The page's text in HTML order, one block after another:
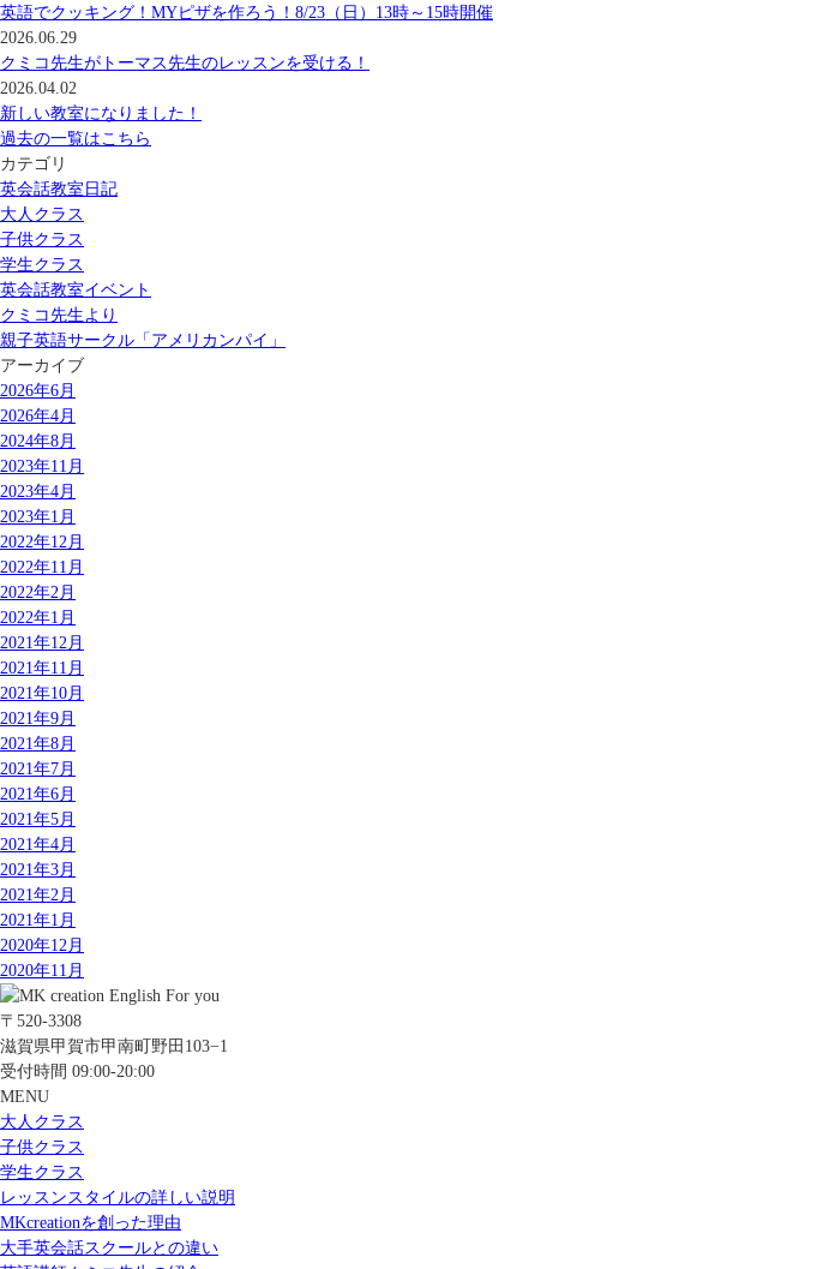
英語でクッキング！MYピザを作ろう！8/23（日）13時～15時開催
2026.06.29
クミコ先生がトーマス先生のレッスンを受ける！
2026.04.02
新しい教室になりました！
過去の一覧はこちら
カテゴリ
英会話教室日記
大人クラス
子供クラス
学生クラス
英会話教室イベント
クミコ先生より
親子英語サークル「アメリカンパイ」
アーカイブ
2026年6月
2026年4月
2024年8月
2023年11月
2023年4月
2023年1月
2022年12月
2022年11月
2022年2月
2022年1月
2021年12月
2021年11月
2021年10月
2021年9月
2021年8月
2021年7月
2021年6月
2021年5月
2021年4月
2021年3月
2021年2月
2021年1月
2020年12月
2020年11月
〒520-3308
滋賀県甲賀市甲南町野田103−1
受付時間 09:00-20:00
MENU
大人クラス
子供クラス
学生クラス
レッスンスタイルの詳しい説明
MKcreationを創った理由
大手英会話スクールとの違い